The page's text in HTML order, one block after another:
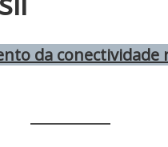
da conectividade